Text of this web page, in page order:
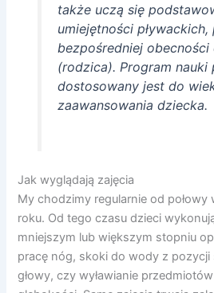
także uczą się
umiejętności pływackich,
bezpośredniej obecności
(rodzica). Program nauki
dostosowany jest do
zaawansowania dziecka.
Jak wyglądają zajęcia
My chodzimy regularnie od połowy
roku. Od tego czasu dzieci
mniejszym lub większym stopniu
pracę nóg, skoki do wody z pozycji
głowy, czy wyławianie